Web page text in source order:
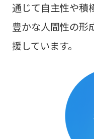
通じて自主性や積
豊かな人間性の形
援しています。